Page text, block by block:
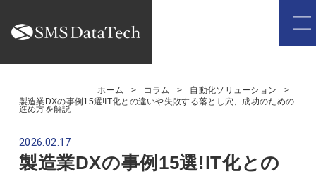
ホーム コラム
自動化ソリューション
製造業DXの事例15選!IT化との違いや失敗する落とし穴、成功のための
進め方を解説
2026.02.17
製造業DXの事例15選!IT化との